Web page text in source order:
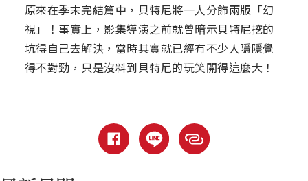
原來在季末完結篇中，貝特尼將一人分飾兩版「幻
視」！事實上，影集導演之前就曾暗示貝特尼挖的
坑得自己去解決，當時其實就已經有不少人隱隱覺
得不對勁，只是沒料到貝特尼的玩笑開得這麼大！